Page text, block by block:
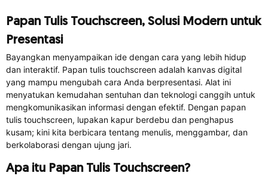
Papan Tulis Touchscreen, Solusi Modern untuk
Presentasi
Bayangkan menyampaikan ide dengan cara yang lebih hidup
dan interaktif. Papan tulis touchscreen adalah kanvas digital
yang mampu mengubah cara Anda berpresentasi. Alat ini
menyatukan kemudahan sentuhan dan teknologi canggih untuk
mengkomunikasikan informasi dengan efektif. Dengan papan
tulis touchscreen, lupakan kapur berdebu dan penghapus
kusam; kini kita berbicara tentang menulis, menggambar, dan
berkolaborasi dengan ujung jari.
Apa itu Papan Tulis Touchscreen?